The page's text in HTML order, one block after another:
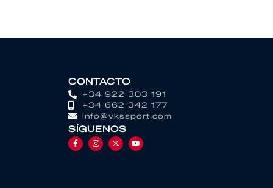
CONTACTO
+34 922 303 191
+34 662 342 177
info@vkssport.com
SÍGUENOS